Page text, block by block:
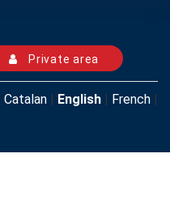
Private area
Catalan| English| French|